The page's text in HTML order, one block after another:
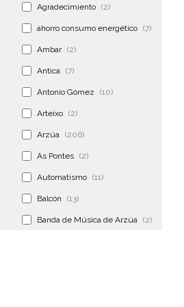
Agradecimiento (2)
ahorro consumo energético (7)
Ambar (2)
Antica (7)
Antonio Gómez (10)
Arteixo (2)
Arzúa (206)
As Pontes (2)
Automatismo (11)
Balcón (13)
Banda de Música de Arzúa (2)